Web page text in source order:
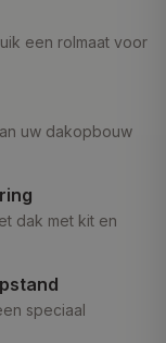
een rolmaat voor
uw dakopbouw
dak met kit en
speciaal